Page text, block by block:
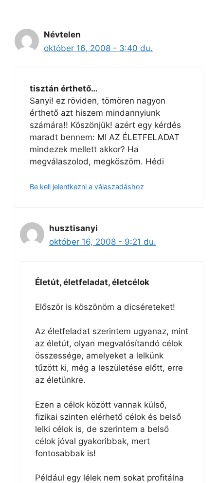
Névtelen
október 16, 2008 - 3:40 du.
tisztán érthető…
Sanyi! ez röviden, tömören nagyon
érthető azt hiszem mindannyiunk
számára!! Köszönjük! azért egy kérdés
maradt bennem: MI AZ ÉLETFELADAT
mindezek mellett akkor? Ha
megválaszolod, megköszöm. Hédi
Be kell jelentkezni a válaszadáshoz
husztisanyi
október 16, 2008 - 9:21 du.
Életút, életfeladat, életcélok
Először is köszönöm a dicséreteket!
Az életfeladat szerintem ugyanaz, mint
az életút, olyan megvalósítandó célok
összessége, amelyeket a lelkünk
tűzött ki, még a leszületése előtt, erre
az életünkre.
Ezen a célok között vannak külső,
fizikai szinten elérhető célok és belső
lelki célok is, de szerintem a belső
célok jóval gyakoribbak, mert
fontosabbak is!
Például egy lélek nem sokat profitálna